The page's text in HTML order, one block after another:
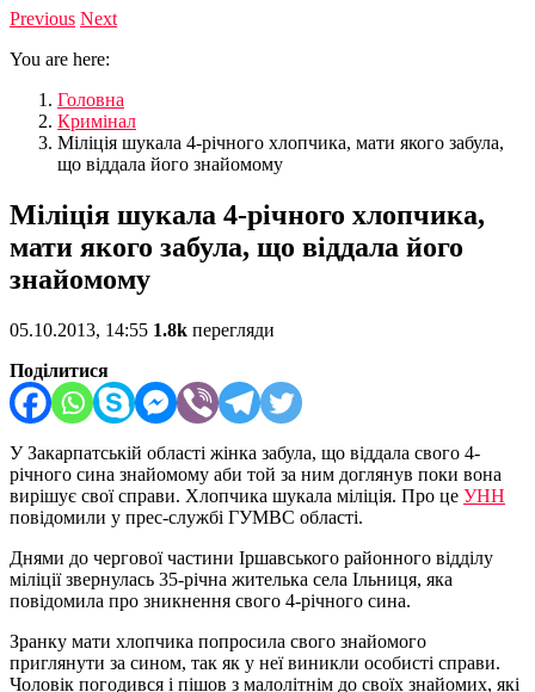
Previous Next
You are here:
Головна
Кримінал
Міліція шукала 4-річного хлопчика, мати якого забула,
що віддала його знайомому
Міліція шукала 4-річного хлопчика,
мати якого забула, що віддала його
знайомому
05.10.2013, 14:55 1.8k перегляди
Поділитися
У Закарпатській області жінка забула, що віддала свого 4-
річного сина знайомому аби той за ним доглянув поки вона
вирішує свої справи. Хлопчика шукала міліція. Про це УНН
повідомили у прес-службі ГУМВС області.
Днями до чергової частини Іршавського районного відділу
міліції звернулась 35-річна жителька села Ільниця, яка
повідомила про зникнення свого 4-річного сина.
Зранку мати хлопчика попросила свого знайомого
приглянути за сином, так як у неї виникли особисті справи.
Чоловік погодився і пішов з малолітнім до своїх знайомих, які